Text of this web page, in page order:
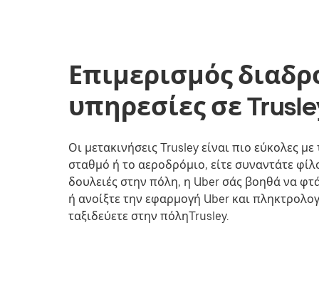
Επιμερισμός
υπηρεσίες σε
Οι μετακινήσεις Trusley είναι πιο εύκολες
σταθμό ή το αεροδρόμιο, είτε συναντάτε
δουλειές στην πόλη, η Uber σάς βοηθά να
ή ανοίξτε την εφαρμογή Uber και
ταξιδεύετε στην πόληTrusley.